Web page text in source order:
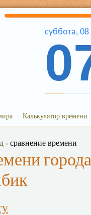
суббота, 08
Калькулятор времени
- сравнение времени